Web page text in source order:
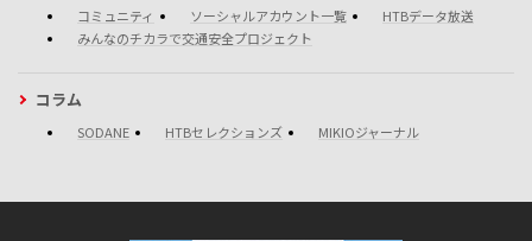
コミュニティ ソーシャルアカウント一覧
HTBデータ放送
みんなのチカラで交通安全プロジェクト
コラム
SODANE HTBセレクションズ MIKIOジャーナル